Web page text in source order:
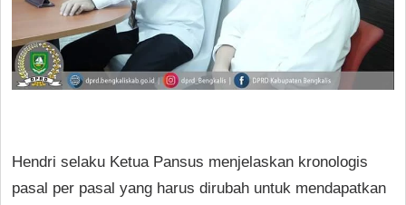
Hendri selaku Ketua Pansus menjelaskan kronologis
pasal per pasal yang harus dirubah untuk mendapatkan